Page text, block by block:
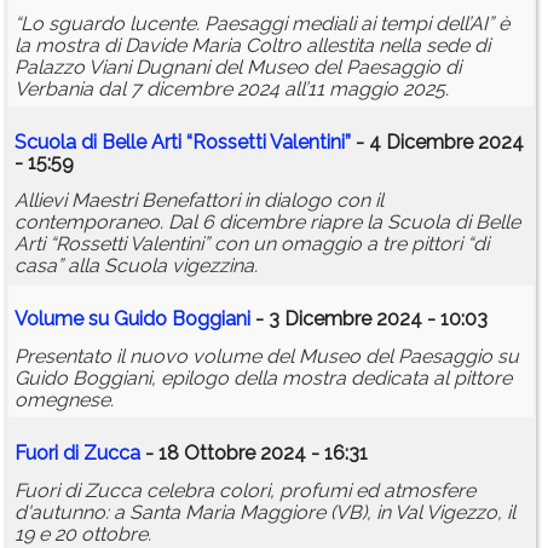
“Lo sguardo lucente. Paesaggi mediali ai tempi dell’AI” è
la mostra di Davide Maria Coltro allestita nella sede di
Palazzo Viani Dugnani del Museo del Paesaggio di
Verbania dal 7 dicembre 2024 all’11 maggio 2025.
Scuola di Belle Arti “Rossetti Valentini” - 4 Dicembre 2024
- 15:59
Allievi Maestri Benefattori in dialogo con il
contemporaneo. Dal 6 dicembre riapre la Scuola di Belle
Arti “Rossetti Valentini” con un omaggio a tre pittori “di
casa” alla Scuola vigezzina.
Volume su Guido Boggiani - 3 Dicembre 2024 - 10:03
Presentato il nuovo volume del Museo del Paesaggio su
Guido Boggiani, epilogo della mostra dedicata al pittore
omegnese.
Fuori di Zucca - 18 Ottobre 2024 - 16:31
Fuori di Zucca celebra colori, profumi ed atmosfere
d'autunno: a Santa Maria Maggiore (VB), in Val Vigezzo, il
19 e 20 ottobre.